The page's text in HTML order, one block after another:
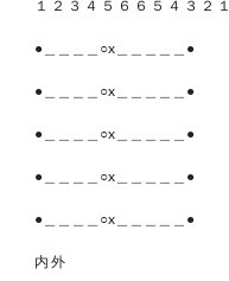
１ ２ ３ ４ ５ ６ ６ ５ ４ ３ ２ １
●＿＿＿＿○x＿＿＿＿＿●
●＿＿＿＿○x＿＿＿＿＿●
●＿＿＿＿○x＿＿＿＿＿●
●＿＿＿＿○x＿＿＿＿＿●
●＿＿＿＿○x＿＿＿＿＿●
内 外